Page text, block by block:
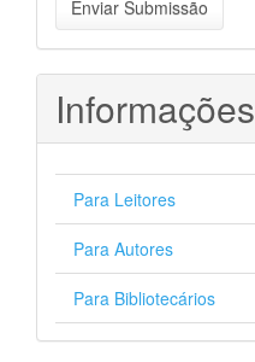
Submissão
Enviar Submissão
Informações
Para Leitores
Para Autores
Para Bibliotecários